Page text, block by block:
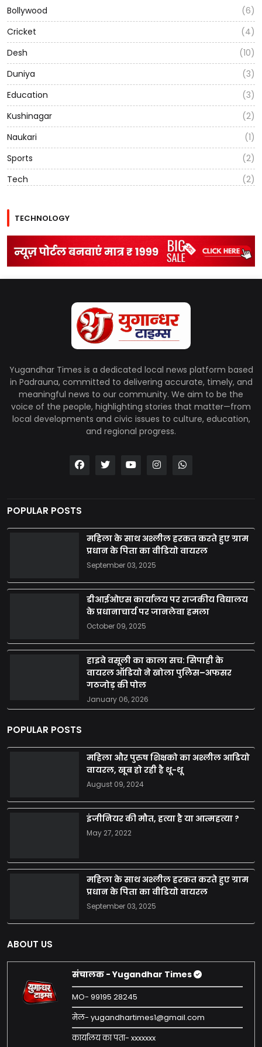
Bollywood
(6)
Cricket
(4)
Desh
(10)
Duniya
(3)
Education
(3)
Kushinagar
(2)
Naukari
(1)
Sports
(2)
Tech
(2)
TECHNOLOGY
Yugandhar Times is a dedicated local news platform based
in Padrauna, committed to delivering accurate, timely, and
meaningful news to our community. We aim to be the
voice of the people, highlighting stories that matter—from
local developments and civic issues to culture, education,
and regional progress.
POPULAR POSTS
महिला के साथ अश्लील हरकत करते हुए ग्राम
प्रधान के पिता का वीडियो वायरल
September 03, 2025
डीआईओएस कार्यालय पर राजकीय विद्यालय
के प्रधानाचार्य पर जानलेवा हमला
October 09, 2025
हाइवे वसूली का काला सच: सिपाही के
वायरल ऑडियो ने खोला पुलिस–अफसर
गठजोड़ की पोल
January 06, 2026
POPULAR POSTS
महिला और पुरुष शिक्षको का अश्लील आडियो
वायरल, खूब हो रही है थू-थू
August 09, 2024
इंजीनियर की मौत, हत्या है या आत्महत्या ?
May 27, 2022
महिला के साथ अश्लील हरकत करते हुए ग्राम
प्रधान के पिता का वीडियो वायरल
September 03, 2025
ABOUT US
संचालक - Yugandhar Times
MO- 99195 28245
मेल- yugandhartimes1@gmail.com
कार्यालय का पता- xxxxxxx